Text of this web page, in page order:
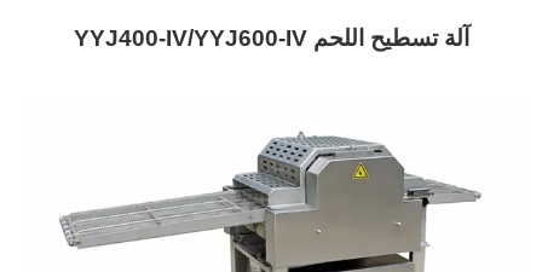
آلة تسطيح اللحم YYJ400-IV/YYJ600-IV